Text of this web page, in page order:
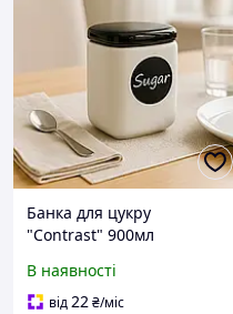
Банка для цукру
"Contrast" 900мл
В наявності
від22₴/міс